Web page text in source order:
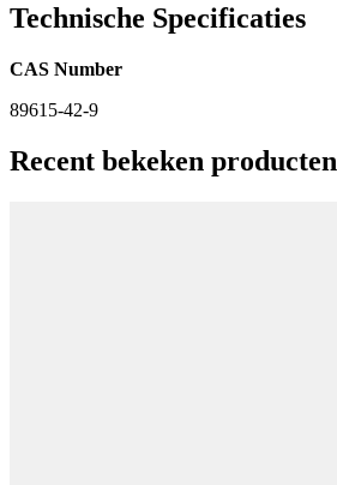
Technische Specificaties
CAS Number
89615-42-9
Recent bekeken producten